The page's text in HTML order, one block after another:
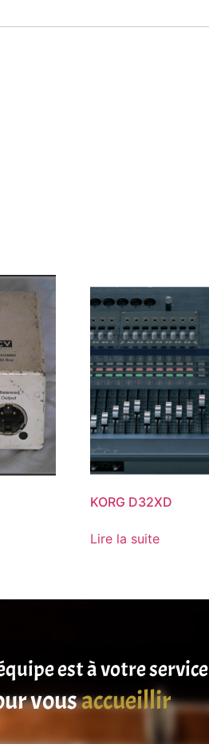
KORG D32XD
Lire la suite
est à votre service
voussatisfaire